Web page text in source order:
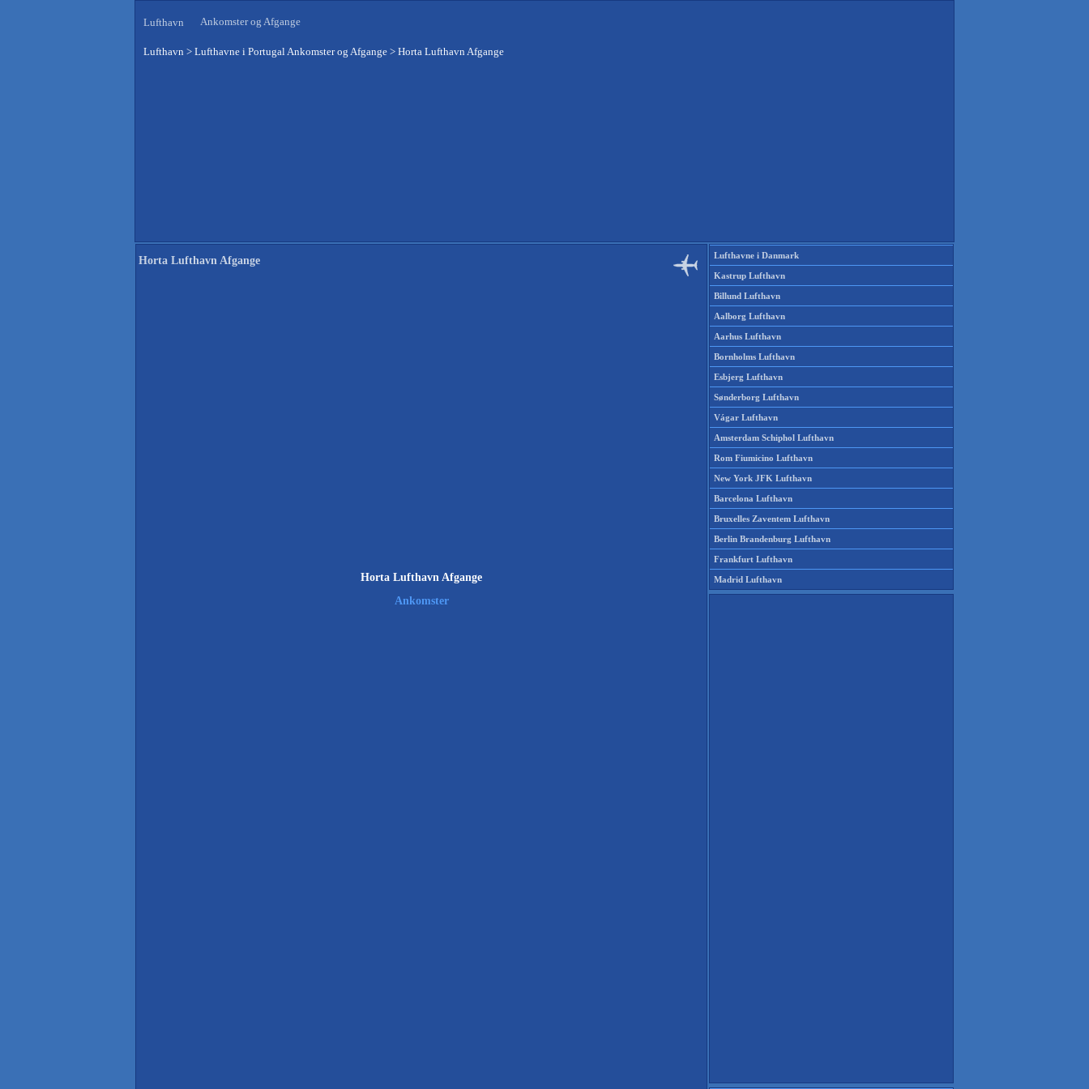
Lufthavn Ankomster og Afgange
Lufthavn > Lufthavne i Portugal Ankomster og Afgange > Horta Lufthavn Afgange
Horta Lufthavn Afgange
Horta Lufthavn Afgange
Ankomster
Lufthavne i Danmark
Kastrup Lufthavn
Billund Lufthavn
Aalborg Lufthavn
Aarhus Lufthavn
Bornholms Lufthavn
Esbjerg Lufthavn
Sønderborg Lufthavn
Vágar Lufthavn
Amsterdam Schiphol Lufthavn
Rom Fiumicino Lufthavn
New York JFK Lufthavn
Barcelona Lufthavn
Bruxelles Zaventem Lufthavn
Berlin Brandenburg Lufthavn
Frankfurt Lufthavn
Madrid Lufthavn